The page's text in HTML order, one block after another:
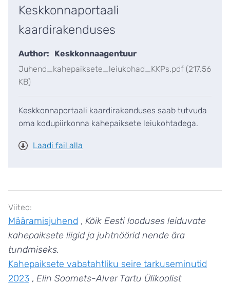
Keskkonnaportaali
kaardirakenduses
Author:
Keskkonnaagentuur
Juhend_kahepaiksete_leiukohad_KKPs.pdf (217.56
KB)
Keskkonnaportaali kaardirakenduses saab tutvuda
oma kodupiirkonna kahepaiksete leiukohtadega.
Laadi fail alla
Viited:
Määramisjuhend
Kõik Eesti looduses leiduvate
kahepaiksete liigid ja juhtnöörid nende ära
tundmiseks.
Kahepaiksete vabatahtliku seire tarkuseminutid
2023
Elin Soomets-Alver Tartu Ülikoolist